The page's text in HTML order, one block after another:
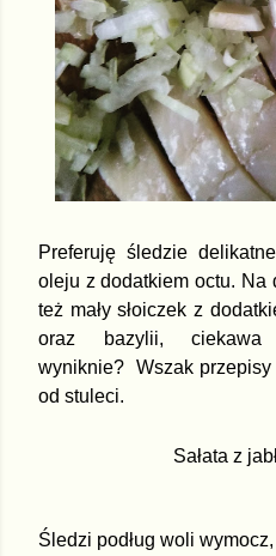
Preferuję śledzie
oleju z dodatkiem octu. Na
też mały słoiczek z
oraz bazylii,
wyniknie? Wszak
od stuleci.
Sałata z
Śledzi podług woli